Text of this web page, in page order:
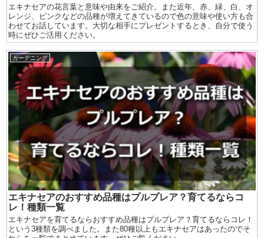
エキナセアの花言葉と意味や由来をご紹介。また近年、赤、緑、白、オ
レンジ、ピンクなどの品種が増えてきているので色の意味や使い方も合
わせてお話しています。大切な相手にプレゼントするとき、自分で使う
時にぜひご活用ください。
ガーデニング
エキナセアのおすすめ品種はプルプレア？育てるならコ
レ！種類一覧
エキナセアを育てるならおすすめ品種はプルプレア？育てるならコレ！
という3種類を調べました。また80種以上もエキナセアはあったのでそ